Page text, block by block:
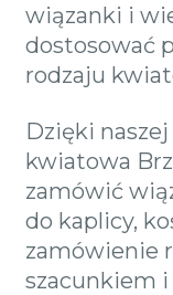
wiązanki i
dostosować
rodzaju
Dzięki
kwiatowa
zamówić
do kaplicy,
zamówienie
szacunkiem